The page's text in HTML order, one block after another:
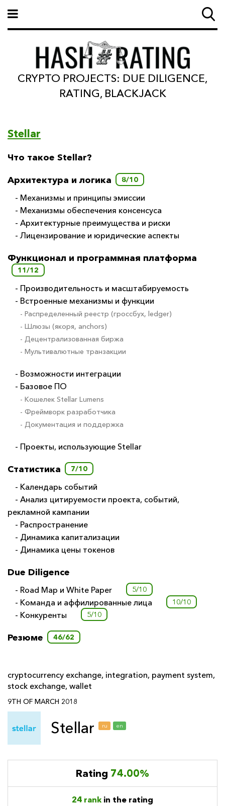
CRYPTO PROJECTS: DUE DILIGENCE,
RATING, BLACKJACK
Stellar
Что такое Stellar?
Архитектура и логика 8/10
- Механизмы и принципы эмиссии
- Механизмы обеспечения консенсуса
- Архитектурные преимущества и риски
- Лицензирование и юридические аспекты
Функционал и программная платформа
11/12
- Производительность и масштабируемость
- Встроенные механизмы и функции
- Распределенный реестр (гроссбух, ledger)
- Шлюзы (якоря, anchors)
- Децентрализованная биржа
- Мультивалютные транзакции
- Возможности интеграции
- Базовое ПО
- Кошелек Stellar Lumens
- Фреймворк разработчика
- Документация и поддержка
- Проекты, использующие Stellar
Статистика 7/10
- Календарь событий
- Анализ цитируемости проекта, событий,
рекламной кампании
- Распространение
- Динамика капитализации
- Динамика цены токенов
Due Diligence
- Road Map и White Paper 5/10
- Команда и аффилированные лица 10/10
- Конкуренты 5/10
Резюме 46/62
cryptocurrency exchange, integration, payment system,
stock exchange, wallet
9TH OF MARCH 2018
Stellar ru en
Rating 74.00%
24 rank in the rating